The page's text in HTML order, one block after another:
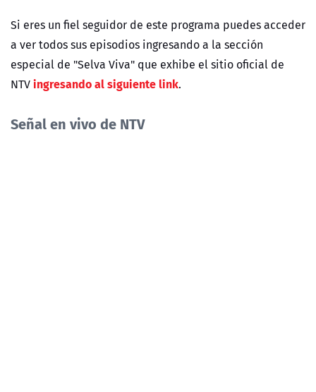
Si eres un fiel seguidor de este programa puedes acceder
a ver todos sus episodios ingresando a la sección
especial de "Selva Viva" que exhibe el sitio oficial de
NTVingresando al siguiente link.
Señal en vivo de NTV